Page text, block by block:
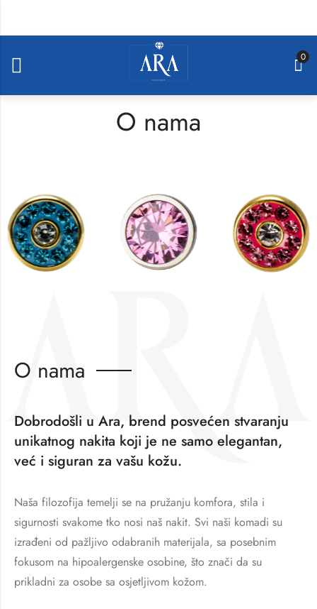
0
O nama
Home
O nama
Dobrodošli u Ara, brend posvećen stvaranju
unikatnog nakita koji je ne samo elegantan,
već i siguran za vašu kožu.
Naša filozofija temelji se na pružanju komfora, stila i
sigurnosti svakome tko nosi naš nakit. Svi naši komadi su
izrađeni od pažljivo odabranih materijala, sa posebnim
fokusom na hipoalergenske osobine, što znači da su
prikladni za osobe sa osjetljivom kožom.